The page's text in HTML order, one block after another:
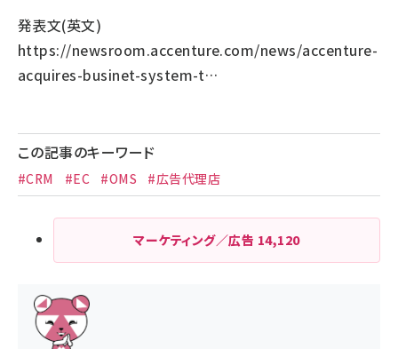
発表文(英文)
https://newsroom.accenture.com/news/accenture-
acquires-businet-system-t…
この記事のキーワード
#CRM #EC #OMS #広告代理店
マーケティング／広告 14,120